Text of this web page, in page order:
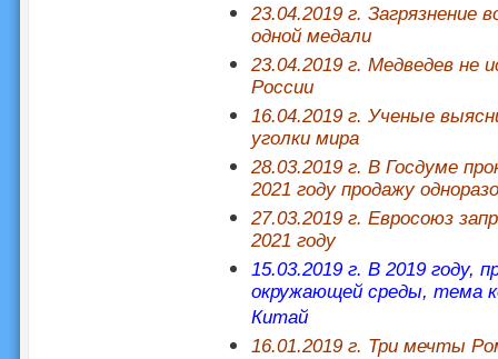
23.04.2019 г. Загрязнение
одной медали
23.04.2019 г. Медведев не
России
16.04.2019 г. Ученые
уголки мира
28.03.2019 г. В Госдуме
2021 году продажу
27.03.2019 г. Евросоюз
2021 году
15.03.2019 г. В 2019 году,
окружающей среды, тема
Китай
16.01.2019 г. Три мечты